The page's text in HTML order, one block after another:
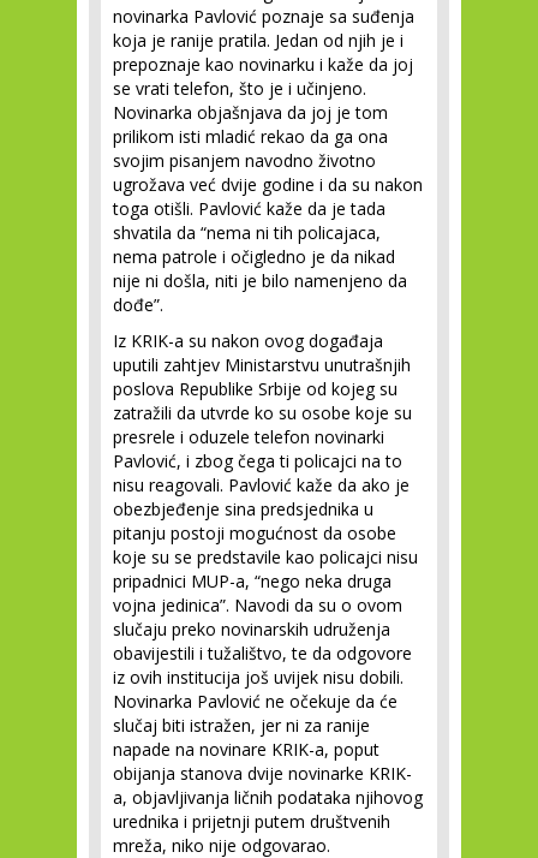
novinarka Pavlović poznaje sa suđenja
koja je ranije pratila. Jedan od njih je i
prepoznaje kao novinarku i kaže da joj
se vrati telefon, što je i učinjeno.
Novinarka objašnjava da joj je tom
prilikom isti mladić rekao da ga ona
svojim pisanjem navodno životno
ugrožava već dvije godine i da su nakon
toga otišli. Pavlović kaže da je tada
shvatila da “nema ni tih policajaca,
nema patrole i očigledno je da nikad
nije ni došla, niti je bilo namenjeno da
dođe”.
Iz KRIK-a su nakon ovog događaja
uputili zahtjev Ministarstvu unutrašnjih
poslova Republike Srbije od kojeg su
zatražili da utvrde ko su osobe koje su
presrele i oduzele telefon novinarki
Pavlović, i zbog čega ti policajci na to
nisu reagovali. Pavlović kaže da ako je
obezbjeđenje sina predsjednika u
pitanju postoji mogućnost da osobe
koje su se predstavile kao policajci nisu
pripadnici MUP-a, “nego neka druga
vojna jedinica”. Navodi da su o ovom
slučaju preko novinarskih udruženja
obavijestili i tužalištvo, te da odgovore
iz ovih institucija još uvijek nisu dobili.
Novinarka Pavlović ne očekuje da će
slučaj biti istražen, jer ni za ranije
napade na novinare KRIK-a, poput
obijanja stanova dvije novinarke KRIK-
a, objavljivanja ličnih podataka njihovog
urednika i prijetnji putem društvenih
mreža, niko nije odgovarao.